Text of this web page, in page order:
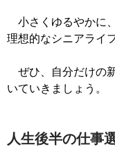
小さくゆるやかに
理想的なシニアライ
ぜひ、自分だけの
いていきましょう。
人生後半の仕事